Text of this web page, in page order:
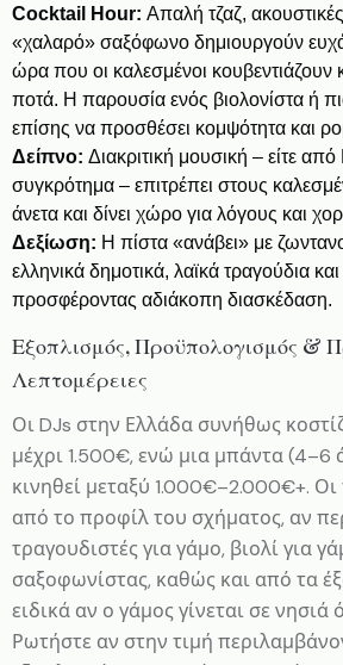
Cocktail Hour: Απαλή τζαζ,
«χαλαρό» σαξόφωνο δημιουργούν
ώρα που οι καλεσμένοι
ποτά. Η παρουσία ενός βιολονίστα ή
επίσης να προσθέσει κομψότητα και
Δείπνο: Διακριτική μουσική – είτε
συγκρότημα – επιτρέπει στους
άνετα και δίνει χώρο για λόγους και
Δεξίωση: Η πίστα «ανάβει» με
ελληνικά δημοτικά, λαϊκά τραγούδια και
προσφέροντας αδιάκοπη διασκέδαση.
Εξοπλισμός, Προϋπολογισμός &
Λεπτομέρειες
Οι DJs στην Ελλάδα συνήθως
μέχρι 1.500€, ενώ μια μπάντα (4–6
κινηθεί μεταξύ 1.000€–2.000€+. Οι
από το προφίλ του σχήματος, αν
τραγουδιστές για γάμο, βιολί για
σαξοφωνίστας, καθώς και από τα
ειδικά αν ο γάμος γίνεται σε
Ρωτήστε αν στην τιμή